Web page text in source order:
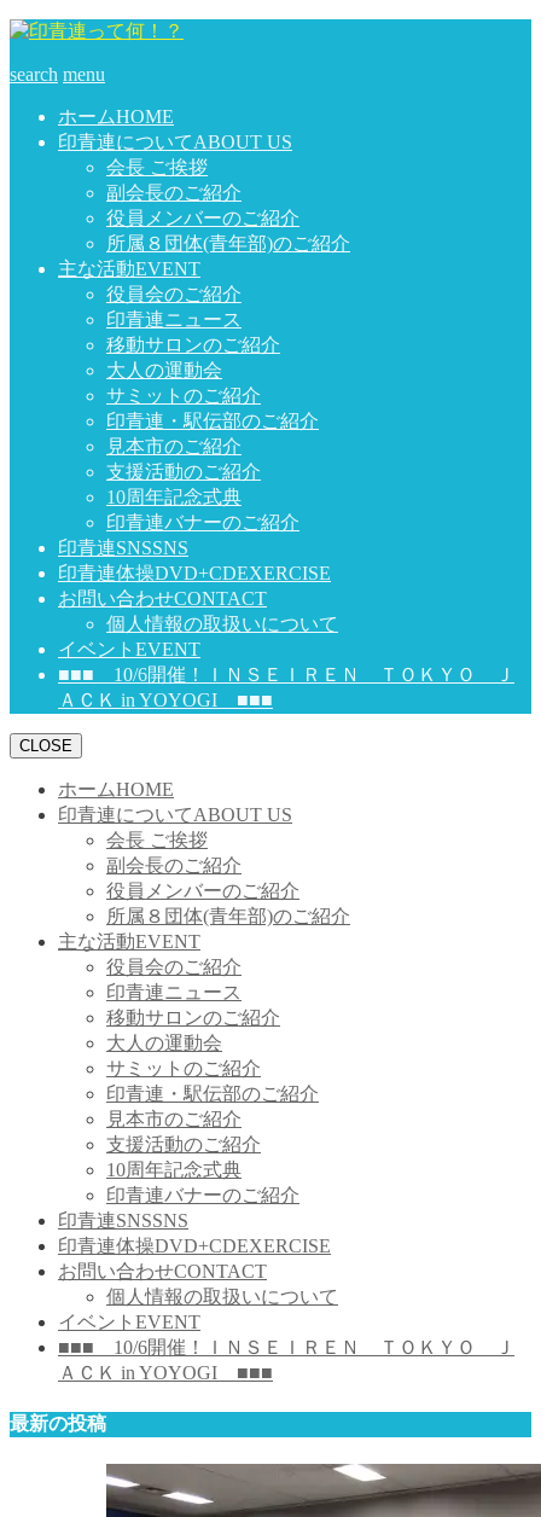
search menu
ホームHOME
印青連についてABOUT US
会長 ご挨拶
副会長のご紹介
役員メンバーのご紹介
所属８団体(青年部)のご紹介
主な活動EVENT
役員会のご紹介
印青連ニュース
移動サロンのご紹介
大人の運動会
サミットのご紹介
印青連・駅伝部のご紹介
見本市のご紹介
支援活動のご紹介
10周年記念式典
印青連バナーのご紹介
印青連SNSSNS
印青連体操DVD+CDEXERCISE
お問い合わせCONTACT
個人情報の取扱いについて
イベント EVENT
■■■ 10/6開催！ＩＮＳＥＩＲＥＮ ＴＯＫＹＯ Ｊ
ＡＣＫ in YOYOGI ■■■
CLOSE
ホームHOME
印青連についてABOUT US
会長 ご挨拶
副会長のご紹介
役員メンバーのご紹介
所属８団体(青年部)のご紹介
主な活動EVENT
役員会のご紹介
印青連ニュース
移動サロンのご紹介
大人の運動会
サミットのご紹介
印青連・駅伝部のご紹介
見本市のご紹介
支援活動のご紹介
10周年記念式典
印青連バナーのご紹介
印青連SNSSNS
印青連体操DVD+CDEXERCISE
お問い合わせCONTACT
個人情報の取扱いについて
イベント EVENT
■■■ 10/6開催！ＩＮＳＥＩＲＥＮ ＴＯＫＹＯ Ｊ
ＡＣＫ in YOYOGI ■■■
最新の投稿